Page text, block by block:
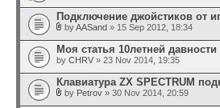
Подключение джойстиков от
byAASand » 15 Sep 2012, 18:34
Моя статья 10летней
by CHRV » 23 Nov 2014, 19:35
Клавиатура ZX SPECTRUM
by Petrov » 30 Nov 2014, 20:59